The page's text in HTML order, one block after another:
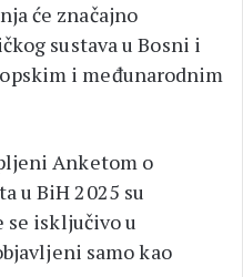
će značajno
sustava u Bosni i
i međunarodnim
Anketom o
u BiH 2025 su
se isključivo u
samo kao